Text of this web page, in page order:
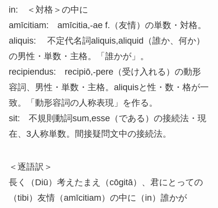
in: ＜対格＞の中に
amīcitiam: amīcitia,-ae f.（友情）の単数・対格。
aliquis: 不定代名詞aliquis,aliquid（誰か、何か）
の男性・単数・主格。「誰かが」。
recipiendus: recipiō,-pere（受け入れる）の動形
容詞、男性・単数・主格。aliquisと性・数・格が一
致。「動形容詞の人称表現」を作る。
sit: 不規則動詞sum,esse（である）の接続法・現
在、3人称単数。間接疑問文中の接続法。
＜逐語訳＞
長く（Diū）考えたまえ（cōgitā）、君にとっての
（tibi）友情（amīcitiam）の中に（in）誰かが